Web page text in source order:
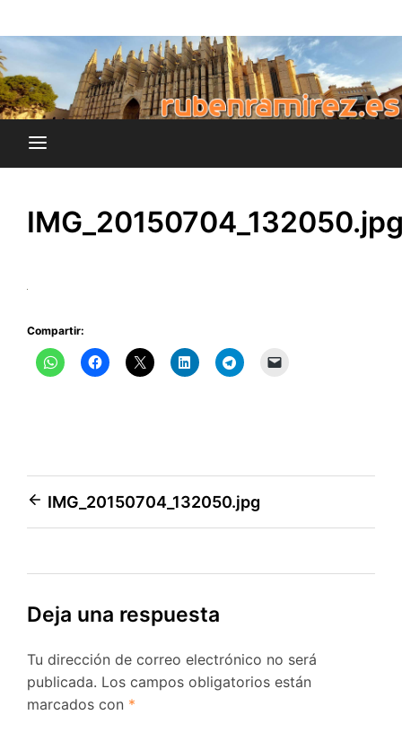
al
contenidorubenramirez.es
Compartir:
Navegación
de
entradas
IMG_20150704_132050.jpg
Deja una respuesta
Tu dirección de correo electrónico no será
publicada. Los campos obligatorios están
marcados con *